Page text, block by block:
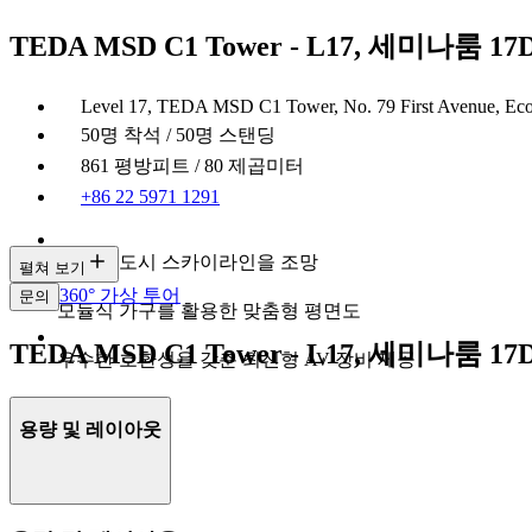
TEDA MSD C1 Tower - L17, 세미나룸
Level 17, TEDA MSD C1 Tower, No. 79 First Avenue,
50명 착석 / 50명 스탠딩
861 평방피트 / 80 제곱미터
+86 22 5971 1291
천진의 도시 스카이라인을 조망
모듈식 가구를 활용한 맞춤형 평면도
우수한 호환성을 갖춘 최신형 AV 장비 제공
펼쳐 보기
문의
360° 가상 투어
TEDA MSD C1 Tower - L17, 세미나룸
용량 및 레이아웃